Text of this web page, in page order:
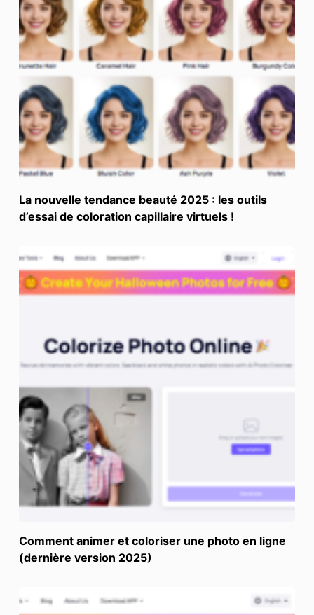
La nouvelle tendance beauté 2025 : les outils
d’essai de coloration capillaire virtuels !
Comment animer et coloriser une photo en ligne
(dernière version 2025)